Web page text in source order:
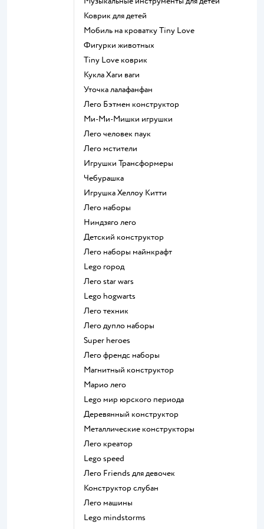
Коврик для детей
Мобиль на кроватку Tiny Love
Фигурки животных
Tiny Love коврик
Кукла Хаги ваги
Уточка лалафанфан
Лего Бэтмен конструктор
Ми-Ми-Мишки игрушки
Лего человек паук
Лего мстители
Игрушки Трансформеры
Чебурашка
Игрушка Хеллоу Китти
Лего наборы
Ниндзяго лего
Детский конструктор
Лего наборы майнкрафт
Lego город
Лего star wars
Lego hogwarts
Лего техник
Лего дупло наборы
Super heroes
Лего френдс наборы
Магнитный конструктор
Марио лего
Lego мир юрского периода
Деревянный конструктор
Металлические конструкторы
Лего креатор
Lego speed
Лего Friends для девочек
Конструктор слубан
Лего машины
Lego mindstorms